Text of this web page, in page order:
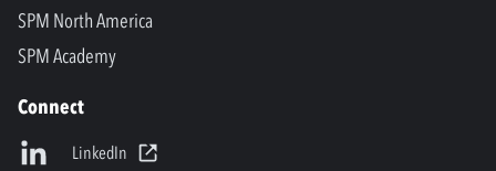
SPM North America
SPM Academy
Connect
LinkedIn